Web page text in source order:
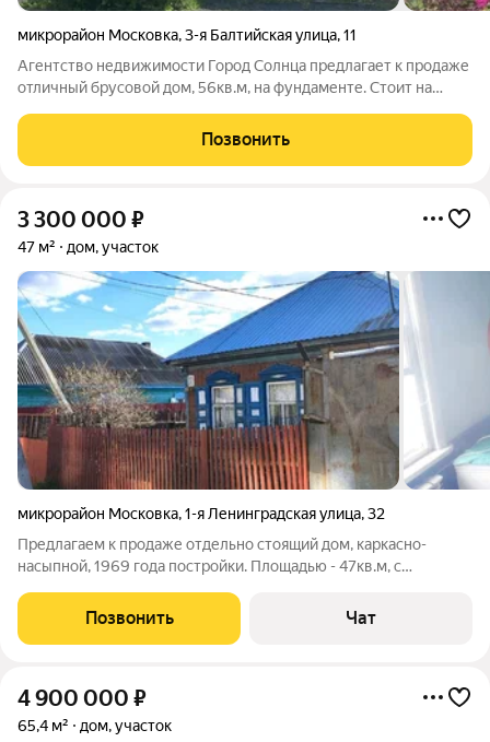
микрорайон Московка,3-я Балтийская улица,11
Агентство недвижимости Город Солнца предлагает к продаже
отличный брусовой дом, 56кв.м, на фундаменте. Стоит на
находится на возвышенности, сухой, правильной формы,
огорожен металлическим
Позвонить
3 300 000 ₽
47 м² дом, участок
микрорайон Московка,1-я Ленинградская улица,32
Предлагаем к продаже отдельно стоящий дом, каркасно-
насыпной, 1969 года постройки. Площадью - 47кв.м, с
прихожая 6,6 квм. В дом заведен газ (отопление газовое), на
участке построена баня, туалет
Позвонить Чат
4 900 000 ₽
65,4 м² дом, участок